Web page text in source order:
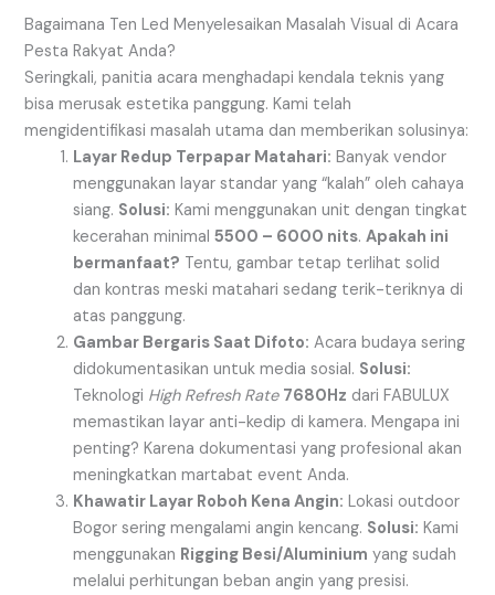
Bagaimana Ten Led Menyelesaikan Masalah Visual di Acara
Pesta Rakyat Anda?
Seringkali, panitia acara menghadapi kendala teknis yang
bisa merusak estetika panggung. Kami telah
mengidentifikasi masalah utama dan memberikan solusinya:
Layar Redup Terpapar Matahari: Banyak vendor
menggunakan layar standar yang “kalah” oleh cahaya
siang. Solusi: Kami menggunakan unit dengan tingkat
kecerahan minimal5500 – 6000 nits.Apakah ini
bermanfaat? Tentu, gambar tetap terlihat solid
dan kontras meski matahari sedang terik-teriknya di
atas panggung.
Gambar Bergaris Saat Difoto: Acara budaya sering
didokumentasikan untuk media sosial. Solusi:
Teknologi High Refresh Rate 7680Hz dari FABULUX
memastikan layar anti-kedip di kamera. Mengapa ini
penting? Karena dokumentasi yang profesional akan
meningkatkan martabat event Anda.
Khawatir Layar Roboh Kena Angin: Lokasi outdoor
Bogor sering mengalami angin kencang. Solusi: Kami
menggunakan Rigging Besi/Aluminium yang sudah
melalui perhitungan beban angin yang presisi.